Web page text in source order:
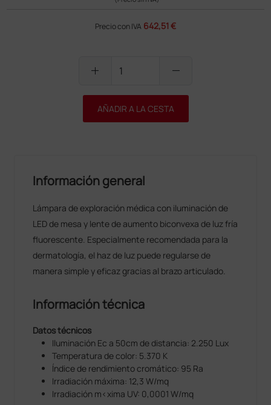
Precio con IVA 642,51 €
add remove
AÑADIR A LA CESTA
Información general
Lámpara de exploración médica con iluminación de
LED de mesa y lente de aumento biconvexa de luz fría
fluorescente. Especialmente recomendada para la
dermatología, el haz de luz puede regularse de
manera simple y eficaz gracias al brazo articulado.
Información técnica
Datos técnicos
Iluminación Ec a 50cm de distancia: 2.250 Lux
Temperatura de color: 5.370 K
Índice de rendimiento cromático: 95 Ra
Irradiación máxima: 12,3 W/mq
Irradiación m<xima UV: 0,0001 W/mq